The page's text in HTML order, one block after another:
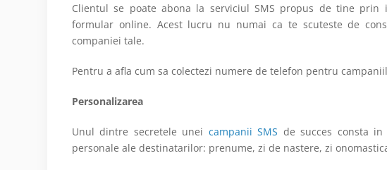
Clientul se poate abona la serviciul SMS propus de tine
formular online. Acest lucru nu numai ca te scuteste de
companiei tale.
Pentru a afla cum sa colectezi numere de telefon pentru
Personalizarea
Unul dintre secretele unei campanii SMS de succes consta
personale ale destinatarilor: prenume, zi de nastere, zi